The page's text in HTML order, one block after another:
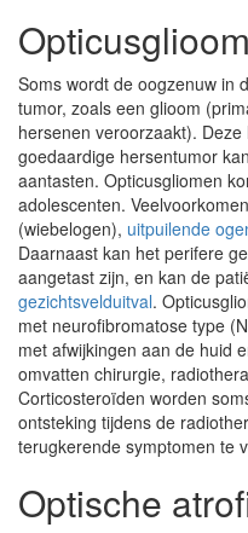
Opticusglioom
Soms wordt de oogzenuw in
tumor, zoals een glioom
hersenen veroorzaakt).
goedaardige hersentumor
aantasten. Opticusgliomen
adolescenten.
(wiebelogen), uitpuilende
Daarnaast kan het perifere
aangetast zijn, en kan de
gezichtsvelduitval.
met neurofibromatose type
met afwijkingen aan de huid
omvatten chirurgie,
Corticosteroïden worden
ontsteking tijdens de
terugkerende symptomen te
Optische